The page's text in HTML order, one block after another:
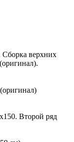
Сборка верхних
Второй ряд